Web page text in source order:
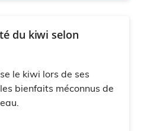
du kiwi selon
le kiwi lors de ses
bienfaits méconnus de